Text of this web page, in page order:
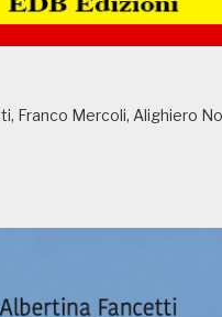
Franco Mercoli, Alighiero